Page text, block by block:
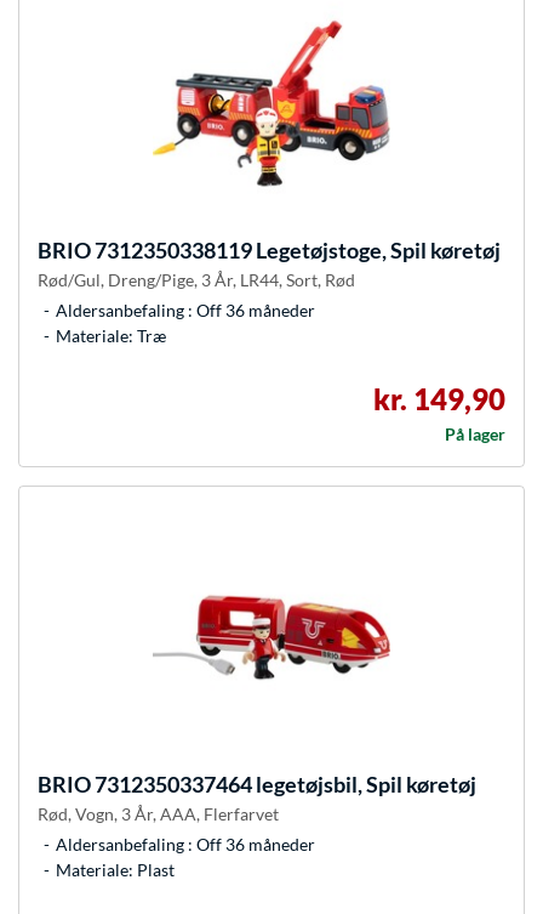
BRIO7312350338119 Legetøjstoge, Spil køretøj
Rød/Gul, Dreng/Pige, 3 År, LR44, Sort, Rød
Aldersanbefaling : Off 36 måneder
Materiale: Træ
kr. 149,90
På lager
BRIO7312350337464 legetøjsbil, Spil køretøj
Rød, Vogn, 3 År, AAA, Flerfarvet
Aldersanbefaling : Off 36 måneder
Materiale: Plast